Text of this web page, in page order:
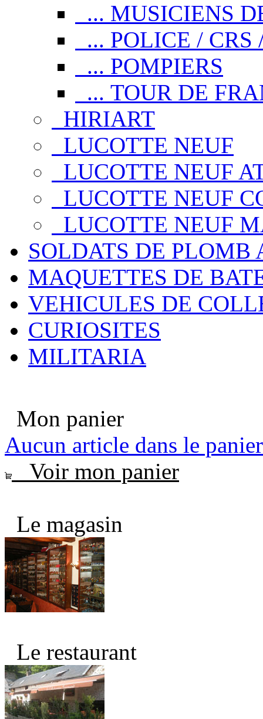
... MUSICIENS
... POLICE /
... POMPIERS
... TOUR DE
HIRIART
LUCOTTE NEUF
LUCOTTE NEUF
LUCOTTE NEUF
LUCOTTE NEUF
SOLDATS DE PLOMB
MAQUETTES DE
VEHICULES DE
CURIOSITES
MILITARIA
Mon panier
Aucun article dans le panier
Voir mon panier
Le magasin
Le restaurant